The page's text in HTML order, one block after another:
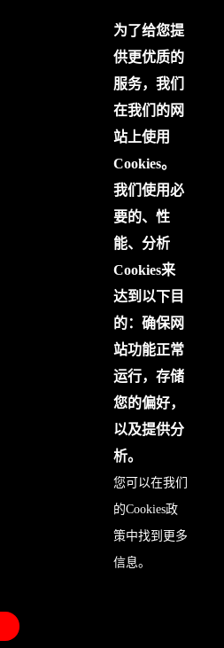
为了给您提
供更优质的
服务，我们
在我们的网
站上使用
Cookies。
我们使用必
要的、性
能、分析
Cookies来
达到以下目
的：确保网
站功能正常
运行，存储
您的偏好，
以及提供分
析。
您可以在我们
的Cookies政
策中找到更多
信息。